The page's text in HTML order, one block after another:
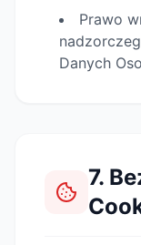
Prawo
Danych
7.